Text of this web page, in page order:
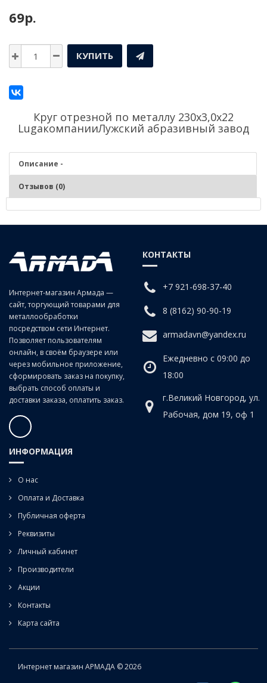
69р.
КУПИТЬ
Круг отрезной по металлу 230х3,0х22
LugaкомпанииЛужский абразивный завод
Описание -
Отзывов (0)
Интернет-магазин Армада —
сайт, торгующий товарами для
металлообработки
посредством сети Интернет.
Позволяет пользователям
онлайн, в своём браузере или
через мобильное приложение,
сформировать заказ на покупку,
выбрать способ оплаты и
доставки заказа, оплатить заказ.
КОНТАКТЫ
+7 921-698-37-40
8 (8162) 90-90-19
armadavn@yandex.ru
Ежедневно с 09:00 до
18:00
г.Великий Новгород, ул.
Рабочая, дом 19, оф 1
ИНФОРМАЦИЯ
О нас
Оплата и Доставка
Публичная оферта
Реквизиты
Личный кабинет
Производители
Акции
Контакты
Карта сайта
Интернет магазин АРМАДА © 2026